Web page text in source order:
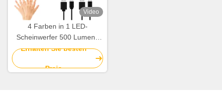
Video
4 Farben in 1 LED-
Scheinwerfer 500 Lumens
Superhelle
Scheinwerfer
Erhalten Sie besten
Preis